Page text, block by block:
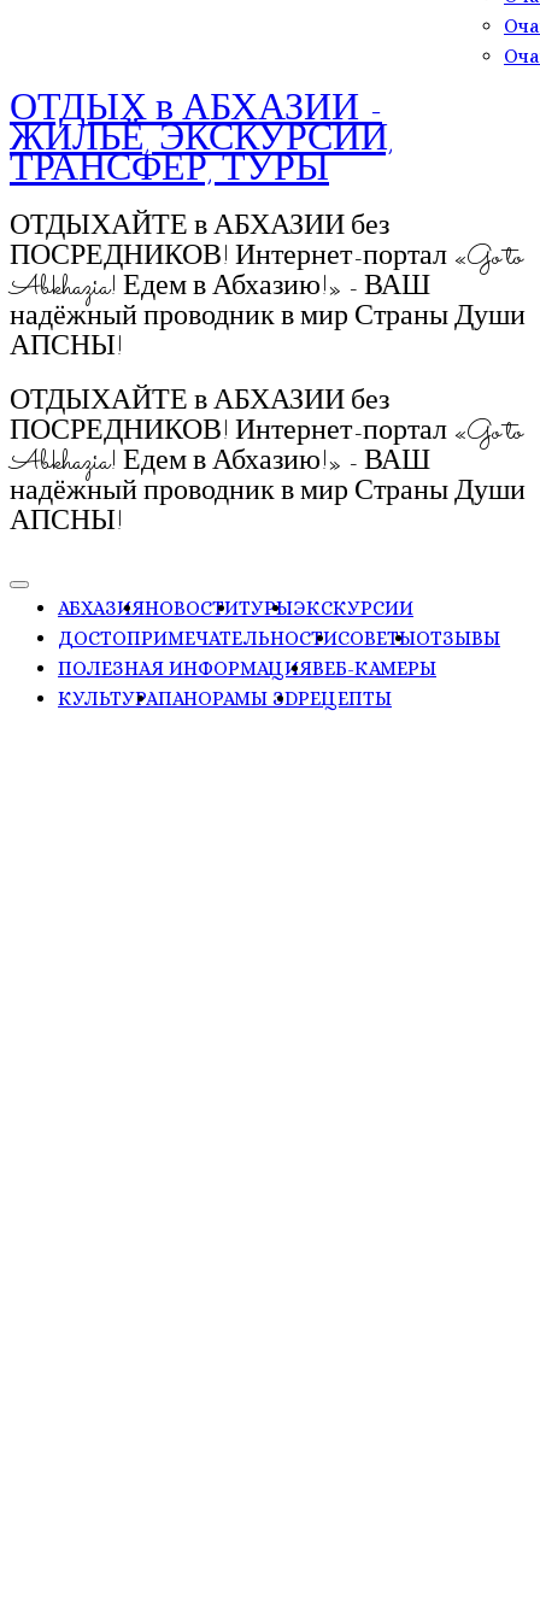
ОТДЫХ в АБХАЗИИ -
ЖИЛЬЁ, ЭКСКУРСИИ,
ТРАНСФЕР, ТУРЫ
ОТДЫХАЙТЕ в АБХАЗИИ без
ПОСРЕДНИКОВ! Интернет-портал «Go to
Abkhazia! Едем в Абхазию!» - ВАШ
надёжный проводник в мир Страны Души
АПСНЫ!
ОТДЫХАЙТЕ в АБХАЗИИ без
ПОСРЕДНИКОВ! Интернет-портал «Go to
Abkhazia! Едем в Абхазию!» - ВАШ
надёжный проводник в мир Страны Души
АПСНЫ!
АБХАЗИЯНОВОСТИТУРЫЭКСКУРСИИ
ДОСТОПРИМЕЧАТЕЛЬНОСТИСОВЕТЫОТЗЫВЫ
ПОЛЕЗНАЯ ИНФОРМАЦИЯВЕБ-КАМЕРЫ
КУЛЬТУРАПАНОРАМЫ ЗDРЕЦЕПТЫ